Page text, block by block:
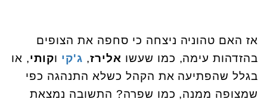
אז האם טהוניה ניצחה כי סחפה את הצופים
בהזדהות עימה, כמו שעשו אלירז, ג'קי וקותי, או
בגלל שהפתיעה את הקהל כשלא התנהגה כפי
שמצופה ממנה, כמו שפרה? התשובה נמצאת